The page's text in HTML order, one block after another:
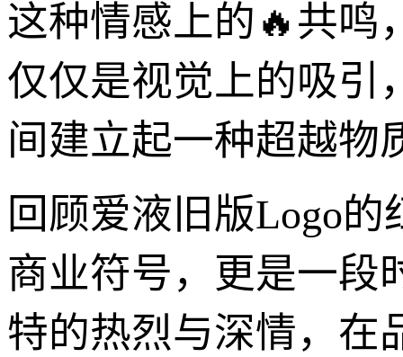
这种情感上的🔥共鸣
仅仅是视觉上的吸引
间建立起一种超越物
回顾爱液旧版Logo
商业符号，更是一段
特的热烈与深情，在